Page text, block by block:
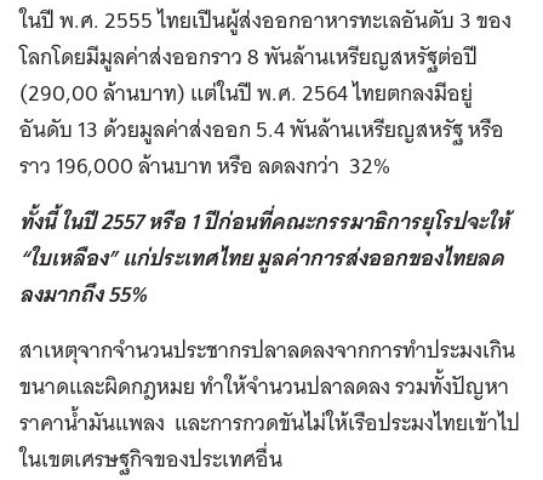
ในปี พ.ศ. 2555 ไทยเปีนผู้ส่งออกอาหารทะเลอันดับ 3 ของ
โลกโดยมีมูลค่าส่งออกราว 8 พันล้านเหรียญสหรัฐต่อปี
(290,00 ล้านบาท) แต่ในปี พ.ศ. 2564 ไทยตกลงมีอยู่
อันดับ 13 ด้วยมูลค่าส่งออก 5.4 พันล้านเหรียญสหรัฐ หรือ
ราว 196,000 ล้านบาท หรือ ลดลงกว่า 32%
ทั้งนี้ ในปี 2557 หรือ 1 ปีก่อนที่คณะกรรมาธิการยุโรปจะให้
“ใบเหลือง” แก่ประเทศไทย มูลค่าการส่งออกของไทยลด
ลงมากถึง 55%
สาเหตุจากจํานวนประชากรปลาลดลงจากการทําประมงเกิน
ขนาดและผิดกฎหมย ทําให้จำนวนปลาลดลง รวมทั้งปัญหา
ราคาน้ำมันแพลง และการกวดขันไม่ให้เรือประมงไทยเข้าไป
ในเขตเศรษฐกิจของประเทศอื่น